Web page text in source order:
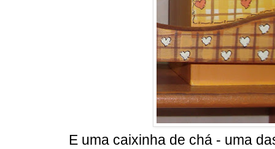
E uma caixinha de chá - uma